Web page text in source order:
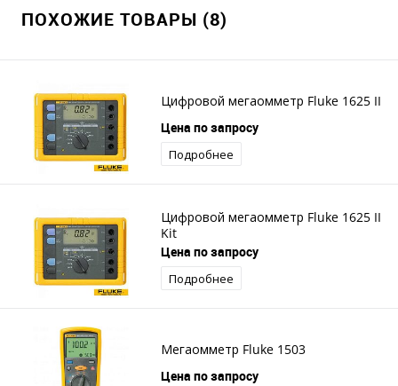
ПОХОЖИЕ ТОВАРЫ (8)
Цифровой мегаомметр Fluke 1625 II
Цена по запросу
Подробнее
Цифровой мегаомметр Fluke 1625 II
Kit
Цена по запросу
Подробнее
Мегаомметр Fluke 1503
Цена по запросу